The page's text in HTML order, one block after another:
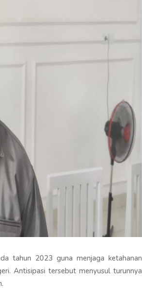
tahun 2023 guna menjaga ketahanan
Antisipasi tersebut menyusul turunnya